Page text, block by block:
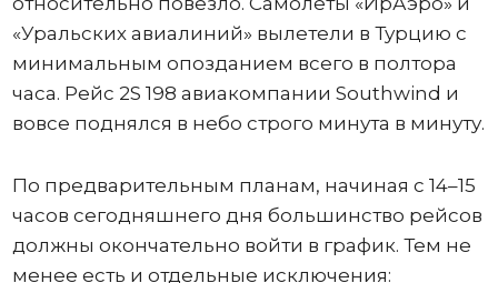
«Уральских авиалиний» вылетели в Турцию с
минимальным опозданием всего в полтора
часа. Рейс 2S 198 авиакомпании Southwind и
вовсе поднялся в небо строго минута в минуту.
По предварительным планам, начиная с 14–15
часов сегодняшнего дня большинство рейсов
должны окончательно войти в график. Тем не
менее есть и отдельные исключения: